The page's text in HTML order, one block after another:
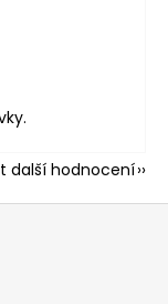
hvězdiček.
další hodnocení